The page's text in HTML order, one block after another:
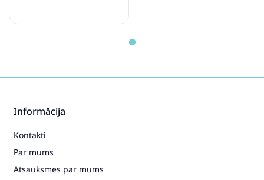
Informācija
Kontakti
Par mums
Atsauksmes par mums